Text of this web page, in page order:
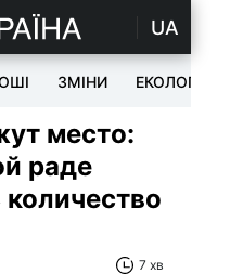
UA
ЗМІНИ ЕКОЛОГІЯ
место:
раде
количество
7 хв